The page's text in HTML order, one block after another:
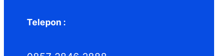
Telepon :